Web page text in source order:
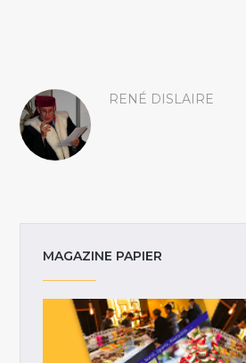
RENÉ DISLAIRE
MAGAZINE PAPIER